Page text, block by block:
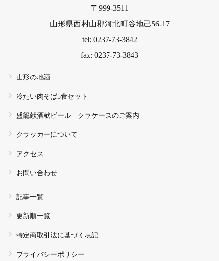
〒999-3511
山形県西村山郡河北町谷地己56-17
tel: 0237-73-3842
fax: 0237-73-3843
山形の地酒
冷たい肉そば5食セット
盛籠献酒献ビール クラケースのご案内
クラッカーについて
アクセス
お問い合わせ
記事一覧
更新順一覧
特定商取引法に基づく表記
プライバシーポリシー